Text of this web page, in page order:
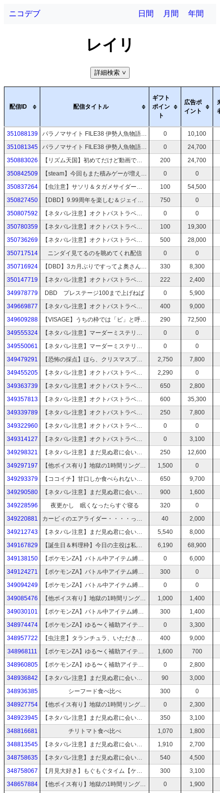
ニコデブ 日間 月間 年間
レイリ
詳細検索 >
配信ID 配信タイトル
ギフト
ポイン
ト
広告ポ
イント
351088139 パラノマサイト FILE38 伊勢人魚物語 ※ネタバレ注意 0
10,100
351081345
パラノマサイト FILE38 伊勢人魚物語 ※ネタバレ注意 0
24,700
350883026
【リズム天国】初めてだけど動画で見たことあるしいけるっしょ？ 200
24,700
350842509
【steam】今回もまた積みゲーが増える時期がやってきてしまった【サマーセール】 0
0
350837264
【虫注意】サソリ＆タガメサイダー実食！！！！【咀嚼音注意】 100
54,500
350827450
【DBD】9.99周年を楽しむ＆ジェイソンくんに会いたい 750
0
350807592
【ネタバレ注意】オクトパストラベラー0 #11 0
0
350780359
【ネタバレ注意】オクトパストラベラー0 #10 100
19,300
350736269
【ネタバレ注意】オクトパストラベラー0 #9 500
28,000
350717514
ニンダイ見てるのを眺めてくれ配信 0
0
350716924
【DBD】3カ月ぶりですってよ奥さん【ニンダイまで】 330
8,300
350147719
【ネタバレ注意】オクトパストラベラー0 #8 222
2,400
349978779
DBD プレステージ100まで上げねば 0
5,900
349669877
【ネタバレ注意】オクトパストラベラー0 #7 400
9,000
349609288
【VISAGE】うちの枠では「ビ」と呼ばれ親しまれています。【ホラゲー枠】 290
72,500
349555324
【ネタバレ注意】マーダーミステリー『花葬病』【番組説明欄必ず見てからご視聴下さい】 0
0
349550061
【ネタバレ注意】マーダーミステリー『ウキメウユウ』【番組説明欄必ず見てからご視聴下さい】 0
0
349479291
【恐怖の採点】ほら、クリスマスプレゼントにホラゲープレイしてやるよ【ホラゲ嫌い】 2,750
7,800
349455205
【ネタバレ注意】オクトパストラベラー0 #6 2,290
0
349363739
【ネタバレ注意】オクトパストラベラー0 #5 650
2,800
349357813
【ネタバレ注意】オクトパストラベラー0 #4 600
35,300
349339789
【ネタバレ注意】オクトパストラベラー0 #2 250
7,800
349322960
【ネタバレ注意】オクトパストラベラー0 #2 0
0
349314127
【ネタバレ注意】オクトパストラベラー0【体験版】 #1 0
3,100
349298321
【ネタバレ注意】まだ見ぬ君に会いにいく──「百英雄伝」で英雄探しの旅【ハード】 #11 250
12,600
349297197
【他ボイス有り】地獄の1時間リングフィットアドベンチャー 1,500
0
349293379
【ココイチ】甘口しか食べられないんですけど５辛です？ 650
9,700
349290580
【ネタバレ注意】まだ見ぬ君に会いにいく──「百英雄伝」で英雄探しの旅【ハード】 #10 900
1,600
349228596
夜更かし 眠くなったらすぐ寝る 320
0
349220881
カービィのエアライダー・・・・っだああああああああ！！！ 40
2,000
349212743
【ネタバレ注意】まだ見ぬ君に会いにいく──「百英雄伝」で英雄探しの旅【ハード】 #9 5,540
8,000
349167829
【誕生日＆料理枠】今日の主役は私だあああああああ！！！！ 6,190
68,900
349138150
【ポケモンZA】バトル中アイテム縛り【ドレディアどこ？？】#7 0
6,000
349124271
【ポケモンZA】バトル中アイテム縛り【ドレディアどこ？？】#6 300
0
349094249
【ポケモンZA】バトル中アイテム縛り【ドレディアどこ？？】#5 0
0
349085476
【他ボイス有り】地獄の1時間リングフィットアドベンチャー 1,000
1,400
349030101
【ポケモンZA】バトル中アイテム縛り【ドレディアどこ？？】#4 300
1,400
348974474
【ポケモンZA】ゆる〜く補助アイテム縛り【ドレディアどこ？？】#3 0
3,300
348957722
【虫注意】タランチュラ、いただきます！ 400
9,000
348968111
【ポケモンZA】ゆる〜く補助アイテム縛り【ドレディアどこ？？】#2 1,600
700
348960805
【ポケモンZA】ゆる〜く補助アイテム縛り【ドレディアどこ？？】#1 0
2,800
348936842
【ネタバレ注意】まだ見ぬ君に会いにいく──「百英雄伝」で英雄探しの旅【ハード】 #8 90
3,000
348936385
シーフード食べ比べ 300
0
348927754
【他ボイス有り】地獄の1時間リングフィットアドベンチャー 0
2,300
348923945
【ネタバレ注意】まだ見ぬ君に会いにいく──「百英雄伝」で英雄探しの旅【ハード】 #7 350
3,100
348816681
チリトマト食べ比べ 1,070
1,800
348813545
【ネタバレ注意】まだ見ぬ君に会いにいく──「百英雄伝」で英雄探しの旅【ハード】 #6 1,910
2,700
348758635
【ネタバレ注意】まだ見ぬ君に会いにいく──「百英雄伝」で英雄探しの旅【ハード】 #5 540
4,500
348758067
【月見大好き】もぐもぐタイム【ケンタッキー】 300
3,100
348657884
【他ボイス有り】地獄の1時間リングフィットアドベンチャー 0
1,900